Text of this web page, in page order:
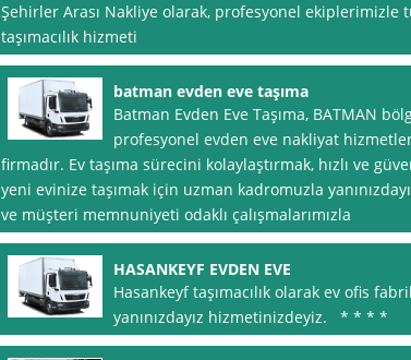
Şehirler Arası Nakliye olarak, profesyonel ekiplerimizle
taşımacılık hizmeti
batman evden eve taşıma
Batman Evden Eve Taşıma, BATMAN
profesyonel evden eve nakliyat
firmadır. Ev taşıma sürecini kolaylaştırmak, hızlı ve
yeni evinize taşımak için uzman kadromuzla
ve müşteri memnuniyeti odaklı çalışmalarımızla
HASANKEYF EVDEN EVE
Hasankeyf taşımacılık olarak ev ofis
yanınızdayız hizmetinizdeyiz. * * * *